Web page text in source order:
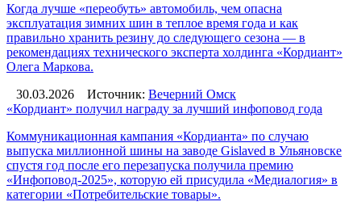
Когда лучше «переобуть» автомобиль, чем опасна
эксплуатация зимних шин в теплое время года и как
правильно хранить резину до следующего сезона — в
рекомендациях технического эксперта холдинга «Кордиант»
Олега Маркова.
30.03.2026
Источник: Вечерний Омск
«Кордиант» получил награду за лучший инфоповод года
Коммуникационная кампания «Кордианта» по случаю
выпуска миллионной шины на заводе Gislaved в Ульяновске
спустя год после его перезапуска получила премию
«Инфоповод-2025», которую ей присудила «Медиалогия» в
категории «Потребительские товары».